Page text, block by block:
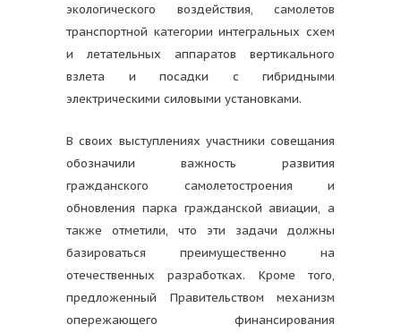
экологического воздействия, самолетов
транспортной категории интегральных схем
и летательных аппаратов вертикального
взлета и посадки с гибридными
электрическими силовыми установками.
В своих выступлениях участники совещания
обозначили важность развития
гражданского самолетостроения и
обновления парка гражданской авиации, а
также отметили, что эти задачи должны
базироваться преимущественно на
отечественных разработках. Кроме того,
предложенный Правительством механизм
опережающего финансирования